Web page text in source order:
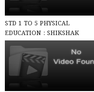
STD 1 TO 5 PHYSICAL
EDUCATION : SHIKSHAK
AVRUTI - TEACHERS EDITION
PDF Accordin...